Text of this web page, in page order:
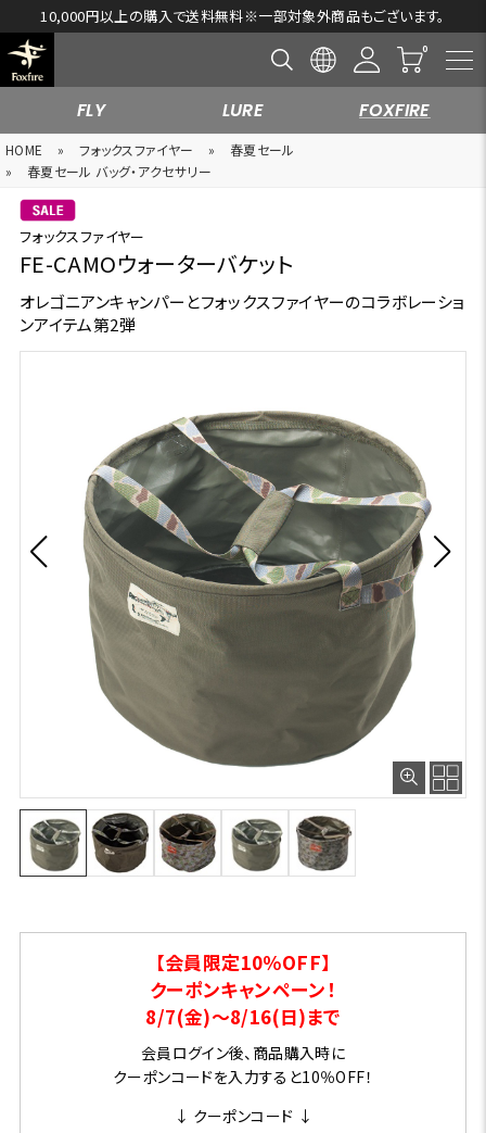
10,000円以上の購入で送料無料※一部対象外商品もございます。
FLY LURE FOXFIRE
HOME » フォックスファイヤー »
春夏セール
»
春夏セール バッグ・アクセサリー
フォックスファイヤー
FE-CAMOウォーターバケット
オレゴニアンキャンパーとフォックスファイヤーのコラボレーショ
ンアイテム第2弾
【会員限定10％OFF】
クーポンキャンペーン！
8/7(金)～8/16(日)まで
会員ログイン後、商品購入時に
クーポンコードを入力すると10％OFF！
↓ クーポンコード ↓